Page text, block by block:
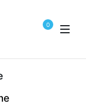
0